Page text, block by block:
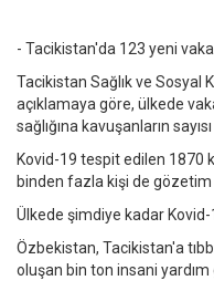
- Tacikistan'da 123 yeni vaka
Tacikistan Sağlık ve Sosyal
açıklamaya göre, ülkede
sağlığına kavuşanların
Kovid-19 tespit edilen 1870
binden fazla kişi de gözetim
Ülkede şimdiye kadar Kovid-
Özbekistan, Tacikistan'a
oluşan bin ton insani yardım